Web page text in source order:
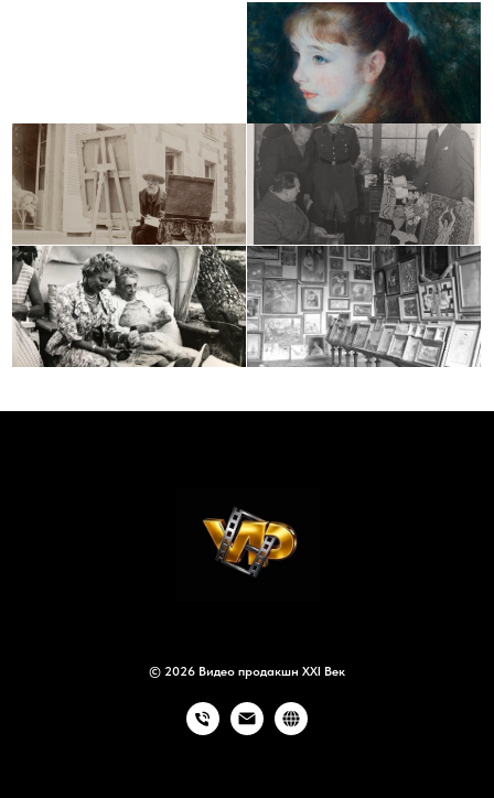
© 2026 Видео продакшн XXI Век